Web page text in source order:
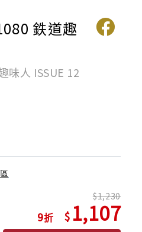
鉄道趣
味人 ISSUE 12
9
1,230
1,107